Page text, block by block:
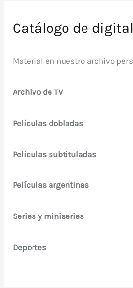
Catálogo de
Material en nuestro archivo
Archivo de TV
Películas dobladas
Películas subtituladas
Películas argentinas
Series y miniseries
Deportes